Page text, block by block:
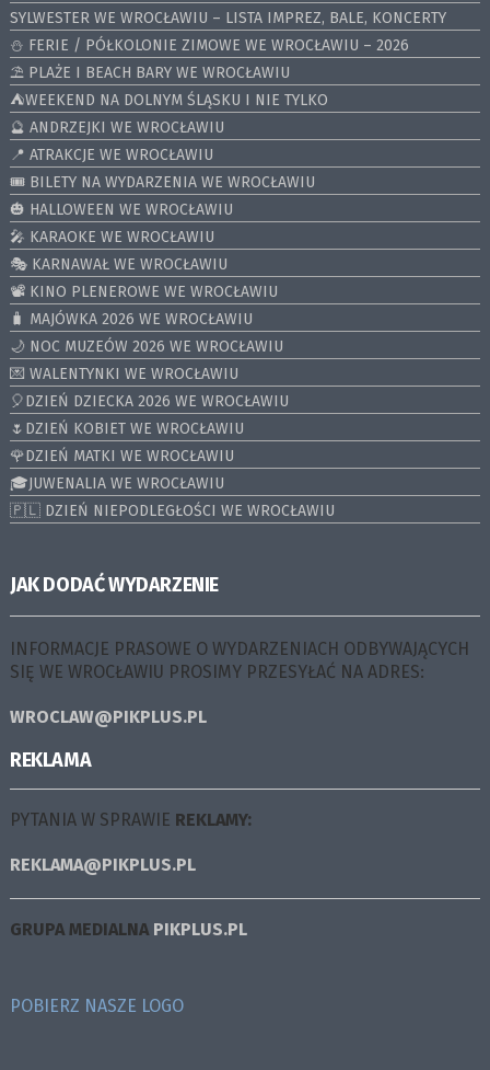
SYLWESTER WE WROCŁAWIU – LISTA IMPREZ, BALE, KONCERTY
⛄️ FERIE / PÓŁKOLONIE ZIMOWE WE WROCŁAWIU – 2026
⛱️ PLAŻE I BEACH BARY WE WROCŁAWIU
⛺️WEEKEND NA DOLNYM ŚLĄSKU I NIE TYLKO
🔮 ANDRZEJKI WE WROCŁAWIU
📍 ATRAKCJE WE WROCŁAWIU
🎟️ BILETY NA WYDARZENIA WE WROCŁAWIU
🎃 HALLOWEEN WE WROCŁAWIU
🎤 KARAOKE WE WROCŁAWIU
🎭 KARNAWAŁ WE WROCŁAWIU
📽️ KINO PLENEROWE WE WROCŁAWIU
🧳 MAJÓWKA 2026 WE WROCŁAWIU
🌙 NOC MUZEÓW 2026 WE WROCŁAWIU
💌 WALENTYNKI WE WROCŁAWIU
🎈DZIEŃ DZIECKA 2026 WE WROCŁAWIU
🌷DZIEŃ KOBIET WE WROCŁAWIU
🌹DZIEŃ MATKI WE WROCŁAWIU
🎓JUWENALIA WE WROCŁAWIU
🇵🇱 DZIEŃ NIEPODLEGŁOŚCI WE WROCŁAWIU
JAK DODAĆ WYDARZENIE
INFORMACJE PRASOWE O WYDARZENIACH ODBYWAJĄCYCH
SIĘ WE WROCŁAWIU PROSIMY PRZESYŁAĆ NA ADRES:
WROCLAW@PIKPLUS.PL
REKLAMA
PYTANIA W SPRAWIE REKLAMY:
REKLAMA@PIKPLUS.PL
GRUPA MEDIALNA PIKPLUS.PL
POBIERZ NASZE LOGO